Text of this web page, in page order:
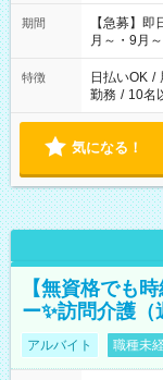
期間
【急募】
月～・9月
特徴 日払いOK /
勤務 / 10名
気になる！
【無資格でも
ー✨訪問介護
アルバイト 職種未